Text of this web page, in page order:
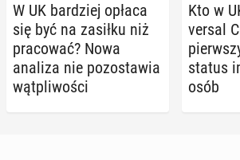
W UK bar­dziej opłaca
się być na zasiłku niż
pra­co­wać? Nowa
analiza nie po­zo­sta­wia
wąt­pli­wo­ści
Kto w
ver­sal
status
osób